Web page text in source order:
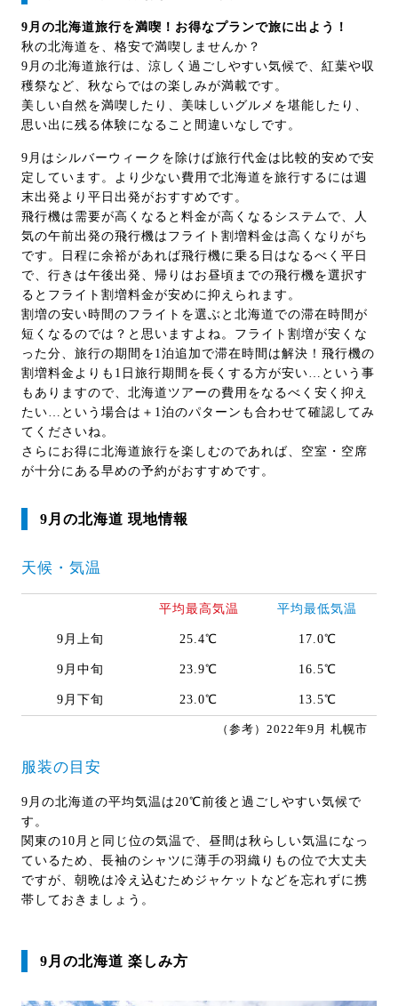
9月の北海道旅行を満喫！お得なプランで旅に出よう！
秋の北海道を、格安で満喫しませんか？
9月の北海道旅行は、涼しく過ごしやすい気候で、紅葉や収
穫祭など、秋ならではの楽しみが満載です。
美しい自然を満喫したり、美味しいグルメを堪能したり、
思い出に残る体験になること間違いなしです。
9月はシルバーウィークを除けば旅行代金は比較的安めで安
定しています。より少ない費用で北海道を旅行するには週
末出発より平日出発がおすすめです。
飛行機は需要が高くなると料金が高くなるシステムで、人
気の午前出発の飛行機はフライト割増料金は高くなりがち
です。日程に余裕があれば飛行機に乗る日はなるべく平日
で、行きは午後出発、帰りはお昼頃までの飛行機を選択す
るとフライト割増料金が安めに抑えられます。
割増の安い時間のフライトを選ぶと北海道での滞在時間が
短くなるのでは？と思いますよね。フライト割増が安くな
った分、旅行の期間を1泊追加で滞在時間は解決！飛行機の
割増料金よりも1日旅行期間を長くする方が安い…という事
もありますので、北海道ツアーの費用をなるべく安く抑え
たい…という場合は＋1泊のパターンも合わせて確認してみ
てくださいね。
さらにお得に北海道旅行を楽しむのであれば、空室・空席
が十分にある早めの予約がおすすめです。
9月の北海道 現地情報
天候・気温
平均最高気温 平均最低気温
9月上旬 25.4℃ 17.0℃
9月中旬 23.9℃ 16.5℃
9月下旬 23.0℃ 13.5℃
（参考）2022年9月 札幌市
服装の目安
9月の北海道の平均気温は20℃前後と過ごしやすい気候で
す。
関東の10月と同じ位の気温で、昼間は秋らしい気温になっ
ているため、長袖のシャツに薄手の羽織りもの位で大丈夫
ですが、朝晩は冷え込むためジャケットなどを忘れずに携
帯しておきましょう。
9月の北海道 楽しみ方